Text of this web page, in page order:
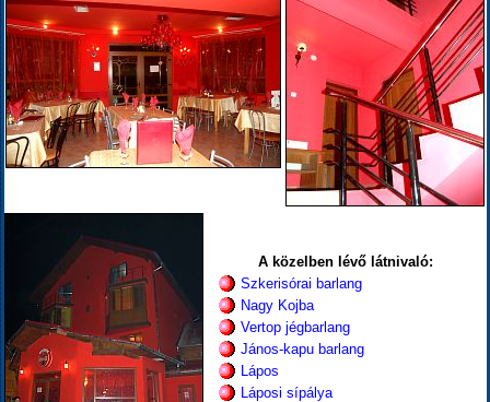
A közelben lévő látnivaló:
Szkerisórai barlang
Nagy Kojba
Vertop jégbarlang
János-kapu barlang
Lápos
Láposi sípálya